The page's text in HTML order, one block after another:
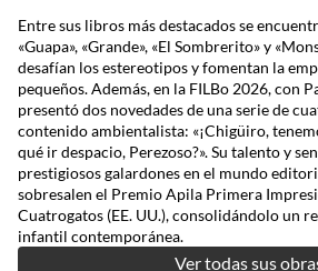
Entre sus libros más destacados se
«Guapa», «Grande», «El Sombrerito» y
desafían los estereotipos y fomentan la
pequeños. Además, en la FILBo 2026, con
presentó dos novedades de una serie de
contenido ambientalista: «¡Chigüiro,
qué ir despacio, Perezoso?». Su talento y
prestigiosos galardones en el mundo
sobresalen el Premio Apila Primera
Cuatrogatos (EE. UU.), consolidándolo un
infantil contemporánea.
Ver todas sus